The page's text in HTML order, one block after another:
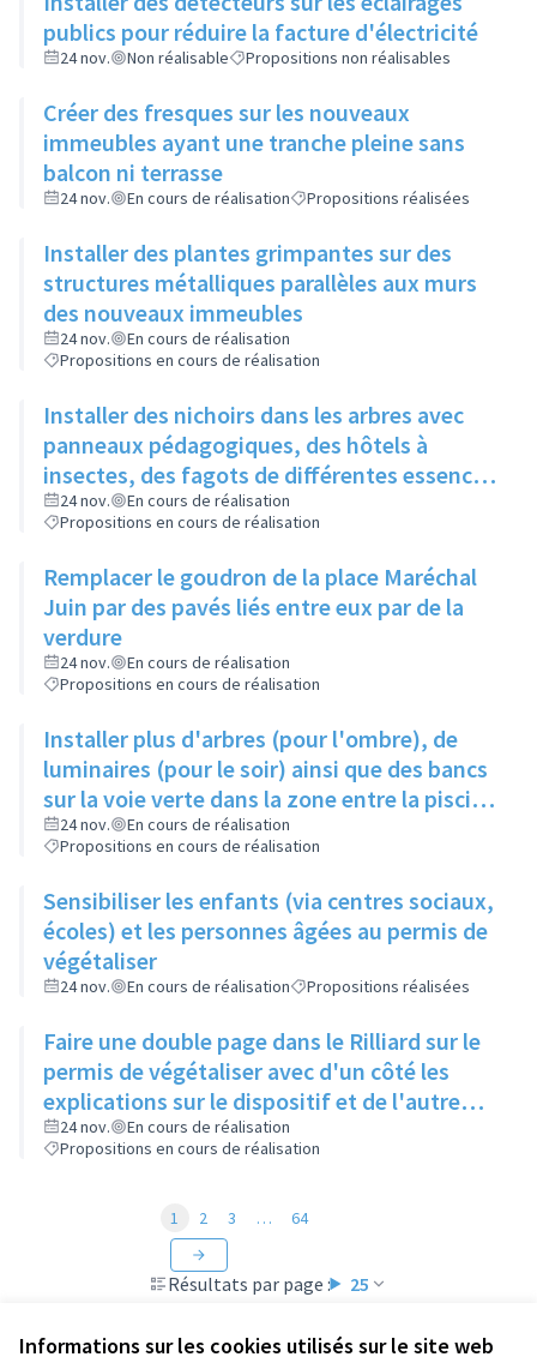
Informations sur les cookies utilisés sur le site web
publics pour réduire la facture d'électricité
24 nov. Non réalisable Propositions non réalisables
Créer des fresques sur les nouveaux
immeubles ayant une tranche pleine sans
balcon ni terrasse
24 nov. En cours de réalisation Propositions réalisées
Installer des plantes grimpantes sur des
structures métalliques parallèles aux murs
des nouveaux immeubles
24 nov.
En cours de réalisation
Propositions en cours de réalisation
Installer des nichoirs dans les arbres avec
panneaux pédagogiques, des hôtels à
insectes, des fagots de différentes essences
pour stimuler la biodiversité sur la place du
Château à la Roue
24 nov.
En cours de réalisation
Propositions en cours de réalisation
Remplacer le goudron de la place Maréchal
Juin par des pavés liés entre eux par de la
verdure
24 nov.
En cours de réalisation
Propositions en cours de réalisation
Installer plus d'arbres (pour l'ombre), de
luminaires (pour le soir) ainsi que des bancs
sur la voie verte dans la zone entre la piscine
et la rue de l'Industrie
24 nov.
En cours de réalisation
Propositions en cours de réalisation
Sensibiliser les enfants (via centres sociaux,
écoles) et les personnes âgées au permis de
végétaliser
24 nov. En cours de réalisation Propositions réalisées
Faire une double page dans le Rilliard sur le
permis de végétaliser avec d'un côté les
explications sur le dispositif et de l'autre
côté des exemples concrets de lieux à
investir
24 nov.
En cours de réalisation
Propositions en cours de réalisation
Résultats par page : 25
1 2 3 … 64